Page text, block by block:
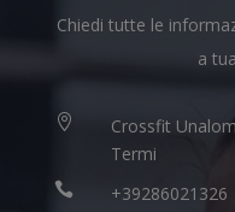
Chiedi tutte le
a

Crossfit
Termi
 +39286021326